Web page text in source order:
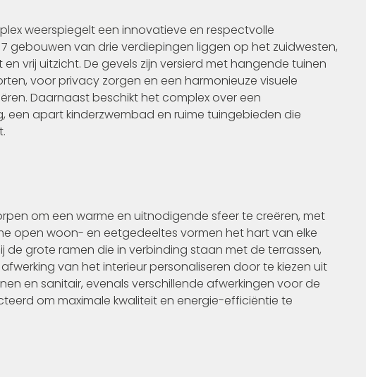
weerspiegelt een innovatieve en respectvolle
gebouwen van drie verdiepingen liggen op het zuidwesten,
vrij uitzicht. De gevels zijn versierd met hangende tuinen
voor privacy zorgen en een harmonieuze visuele
Daarnaast beschikt het complex over een
apart kinderzwembad en ruime tuingebieden die
om een warme en uitnodigende sfeer te creëren, met
open woon- en eetgedeeltes vormen het hart van elke
de grote ramen die in verbinding staan met de terrassen,
van het interieur personaliseren door te kiezen uit
en sanitair, evenals verschillende afwerkingen voor de
om maximale kwaliteit en energie-efficiëntie te